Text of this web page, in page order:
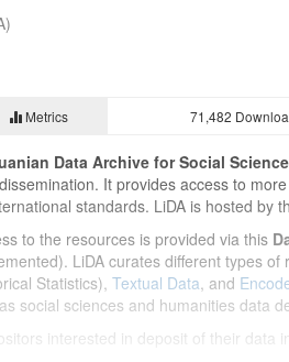
Metrics 71,482
Data Archive for Social
It provides access to
standards. LiDA is hosted by
to the resources is provided via this
LiDA curates different types
Statistics), Textual Data, and
social sciences and humanities data
interested in deposit of their data